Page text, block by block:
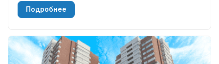
Подробнее